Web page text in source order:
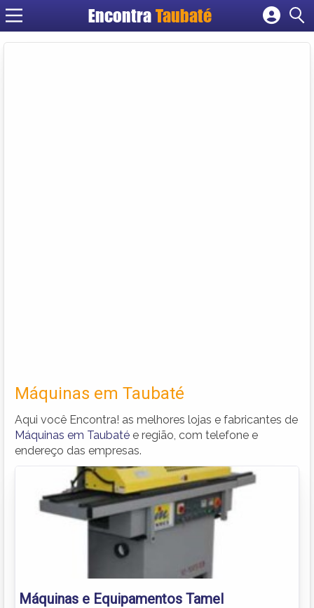
EncontraTaubaté
Cadastrar empresa
Máquinas em Taubaté
Aqui você Encontra! as melhores lojas e fabricantes de
Máquinas em Taubaté e região, com telefone e
endereço das empresas.
Máquinas e Equipamentos Tamel